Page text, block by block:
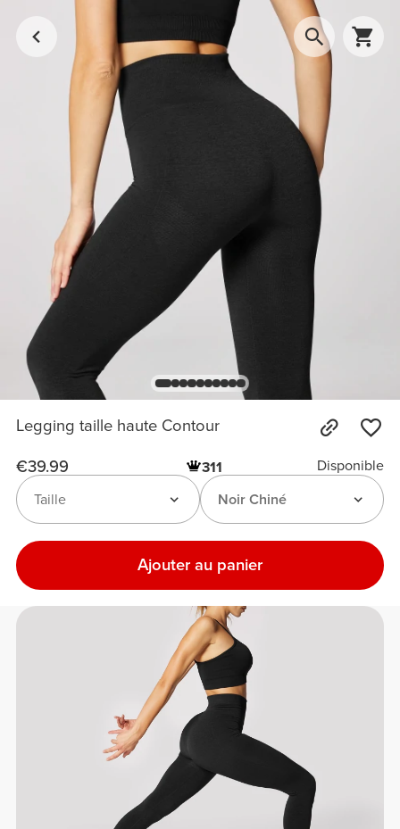
Legging taille haute Contour
€39.99 311
Disponible
Noir Chiné
Taille
Ajouter au panier